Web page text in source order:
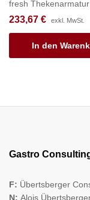
fresh Thekenarmatur
233,67 € exkl. MwSt.
In den
Gastro
F: Übertsberger
N: Alois